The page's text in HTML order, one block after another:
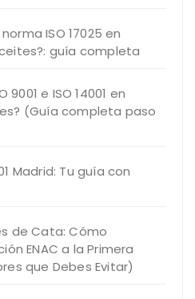
ISO 17025 en
guía completa
e ISO 14001 en
(Guía completa paso
Madrid: Tu guía con
de Cata: Cómo
ENAC a la Primera
que Debes Evitar)